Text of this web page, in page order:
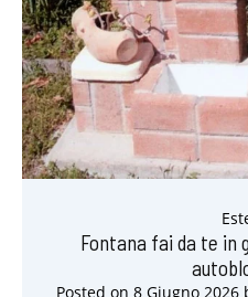
Fontana fai da te in
Posted on 8 Giugno 2026